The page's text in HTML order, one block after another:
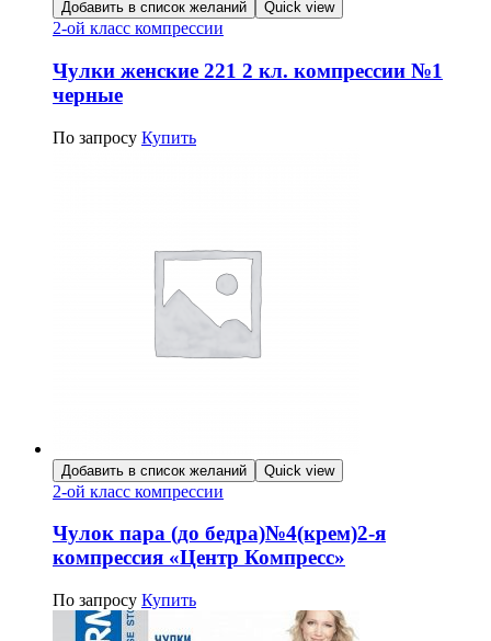
Добавить в список желаний Quick view
2-ой класс компрессии
Чулки женские 221 2 кл. компрессии №1
черные
По запросу Купить
Добавить в список желаний Quick view
2-ой класс компрессии
Чулок пара (до бедра)№4(крем)2-я
компрессия «Центр Компресс»
По запросу Купить